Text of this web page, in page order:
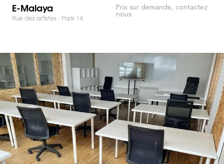
E-Malaya
Rue des artistes - Paris 14
Prix sur demande, contactez
nous